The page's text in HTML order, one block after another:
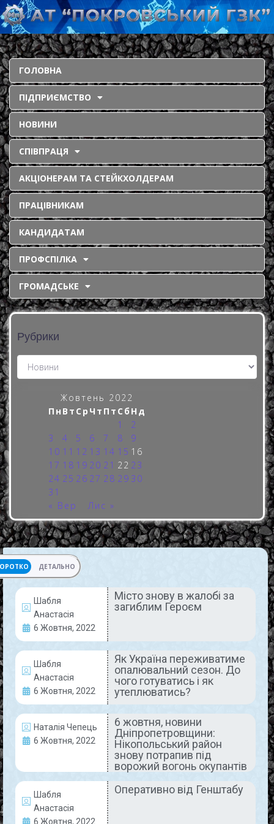
ГОЛОВНА
ПІДПРИЄМСТВО
НОВИНИ
СПІВПРАЦЯ
АКЦІОНЕРАМ ТА СТЕЙКХОЛДЕРАМ
ПРАЦІВНИКАМ
КАНДИДАТАМ
ПРОФСПІЛКА
ГРОМАДСЬКЕ
Рубрики
Жовтень 2022
Пн Вт Ср Чт Пт Сб Нд
1
2
3
4 5 6 7 8
9
10 11 12 13 14 15 16
17 18 19 20 21 22 23
24 25 26 27 28 29 30
31
« Вер
Лис »
ДЕТАЛЬНО
Шабля
Анастасія
6 Жовтня, 2022
Місто знову в жалобі за
загиблим Героєм
Шабля
Анастасія
6 Жовтня, 2022
Як Україна переживатиме
опалювальний сезон. До
чого готуватись і як
утеплюватись?
Наталія Чепець
6 Жовтня, 2022
6 жовтня, новини
Дніпропетровщини:
Нікопольський район
знову потрапив під
ворожий вогонь окупантів
Шабля
Анастасія
6 Жовтня, 2022
Оперативно від Генштабу
ГЕРОЇ НАШОГО ЧАСУ
Місто знову в жалобі за
загиблим Героєм
Захищаючи Незалежність України від російських
загарбників, загинув наш земляк, солдат
парашутно-десантного батальйону, 29-річний